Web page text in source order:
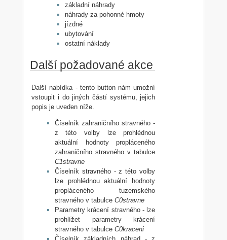
základní náhrady
náhrady za pohonné hmoty
jízdné
ubytování
ostatní náklady
Další požadované akce
Další nabídka - tento button nám umožní
vstoupit i do jiných částí systému, jejich
popis je uveden níže.
Číselník zahraničního stravného -
z této volby lze prohlédnou
aktuální hodnoty propláceného
zahraničního stravného v tabulce
C1stravne
Číselník stravného - z této volby
lze prohlédnou aktuální hodnoty
propláceného tuzemského
stravného v tabulce C0stravne
Parametry krácení stravného - lze
prohlížet parametry krácení
stravného v tabulce C0kraceni